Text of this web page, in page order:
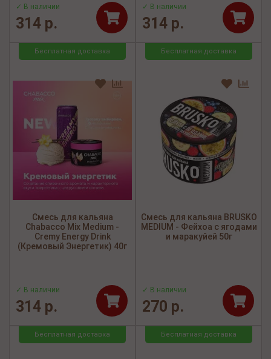
✓ В наличии
314 р.
✓ В наличии
314 р.
Бесплатная доставка
Смесь для кальяна
Chabacco Mix Medium -
Cremy Energy Drink
(Кремовый Энергетик) 40г
✓ В наличии
314 р.
Бесплатная доставка
Смесь для кальяна BRUSKO
MEDIUM - Фейхоа с ягодами
и маракуйей 50г
✓ В наличии
270 р.
Бесплатная доставка Бесплатная доставка